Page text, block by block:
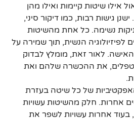
אילו שיטות קיימות ואילו מהן
גישות רבות, כמו דיקור סיני,
נשימה. כל אחת מהשיטות
לפיזיולוגיה הנשית, תוך שמירה על
האישה. לאור זאת, מומלץ לבדוק
את ההכשרה שלהם ואת
של כל שיטה בעזרת
אחרות. חלק מהשיטות עשויות
אחרות עשויות לשפר את